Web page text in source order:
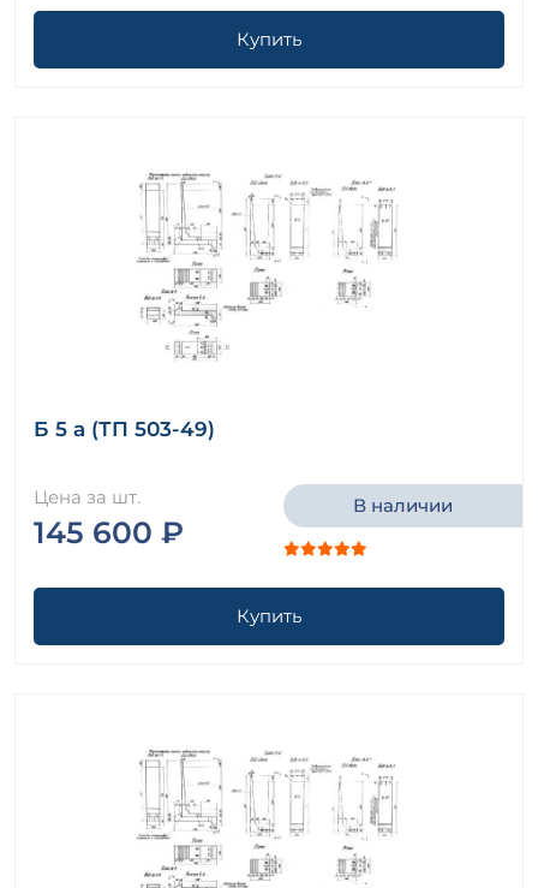
Купить
Б 5 а (ТП 503-49)
Цена за шт.
145 600 ₽
В наличии
Купить